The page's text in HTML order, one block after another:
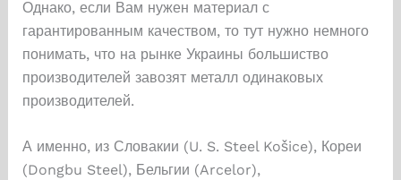
Однако, если Вам нужен материал с
гарантированным качеством, то тут нужно немного
понимать, что на рынке Украины большиство
производителей завозят металл одинаковых
производителей.
А именно, из Словакии (U. S. Steel Košice), Кореи
(Dongbu Steel), Бельгии (Arcelor),